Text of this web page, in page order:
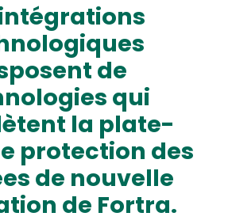
de
qui
la plate-
protection des
de nouvelle
de Fortra.